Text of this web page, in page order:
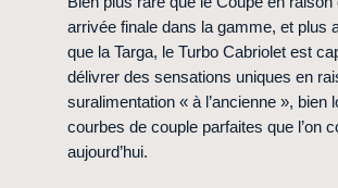
arrivée finale dans la gamme, et plus
que la Targa, le Turbo Cabriolet est
délivrer des sensations uniques en
suralimentation « à l’ancienne », bien
courbes de couple parfaites que l’on
aujourd’hui.